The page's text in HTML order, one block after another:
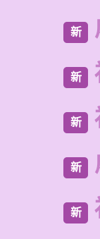
新
新
新
新
新